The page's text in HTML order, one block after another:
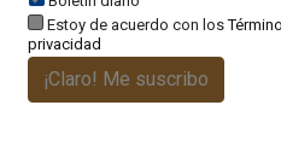
Estoy de acuerdo con los
privacidad
¡Claro! Me suscribo